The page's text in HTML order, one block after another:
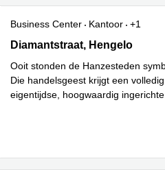
Business Center Kantoor
+1
Diamantstraat 3, Hengelo
Diamantstraat, Hengelo
Ooit stonden de Hanzesteden
Die handelsgeest krijgt een
eigentijdse, hoogwaardig